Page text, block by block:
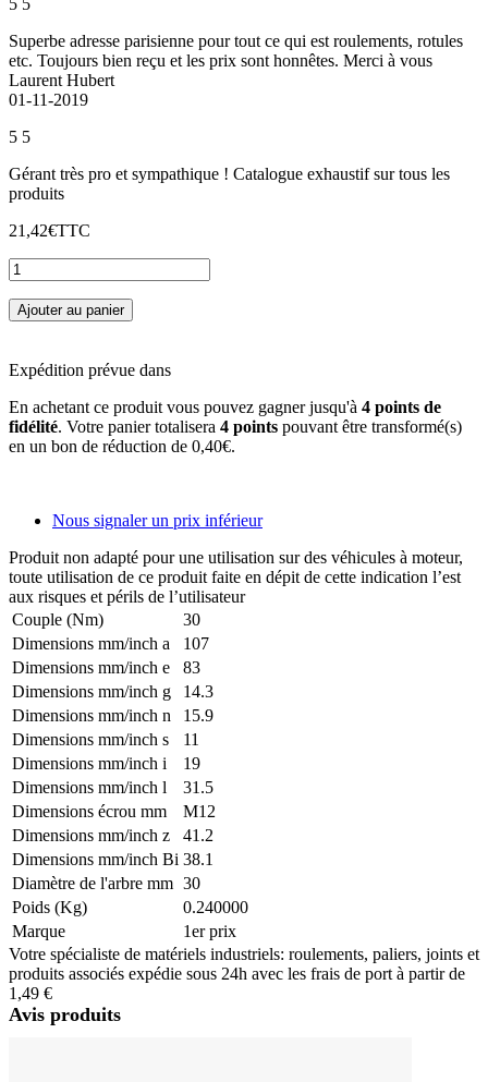
5 5
Superbe adresse parisienne pour tout ce qui est roulements, rotules
etc. Toujours bien reçu et les prix sont honnêtes. Merci à vous
Laurent Hubert
01-11-2019
5 5
Gérant très pro et sympathique ! Catalogue exhaustif sur tous les
produits
21,42€TTC
Ajouter au panier
Expédition prévue dans
En achetant ce produit vous pouvez gagner jusqu'à 4 points de
fidélité. Votre panier totalisera 4 points pouvant être transformé(s)
en un bon de réduction de 0,40€.
Nous signaler un prix inférieur
Produit non adapté pour une utilisation sur des véhicules à moteur,
toute utilisation de ce produit faite en dépit de cette indication l’est
aux risques et périls de l’utilisateur
Couple (Nm)
30
Dimensions mm/inch a
107
Dimensions mm/inch e
83
Dimensions mm/inch g
14.3
Dimensions mm/inch n
15.9
Dimensions mm/inch s
11
Dimensions mm/inch i
19
Dimensions mm/inch l
31.5
Dimensions écrou mm
M12
Dimensions mm/inch z
41.2
Dimensions mm/inch Bi 38.1
Diamètre de l'arbre mm 30
Poids (Kg)
0.240000
Marque
1er prix
Votre spécialiste de matériels industriels: roulements, paliers, joints et
produits associés expédie sous 24h avec les frais de port à partir de
1,49 €
Avis produits